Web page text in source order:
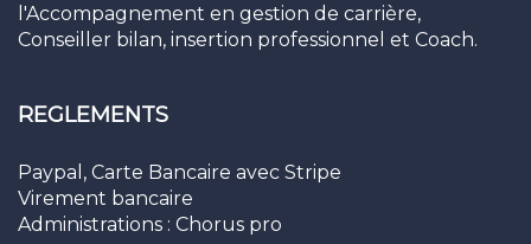
l'Accompagnement en gestion de carrière,
Conseiller bilan, insertion professionnel et Coach.
REGLEMENTS
Paypal, Carte Bancaire avec Stripe
Virement bancaire
Administrations : Chorus pro